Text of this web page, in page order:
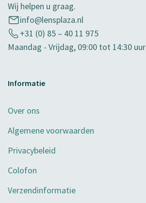
Wij helpen u graag.
info@lensplaza.nl
+31 (0) 85 – 40 11 975
Maandag - Vrijdag, 09:00 tot 14:30 uur
Informatie
Over ons
Algemene voorwaarden
Privacybeleid
Colofon
Verzendinformatie